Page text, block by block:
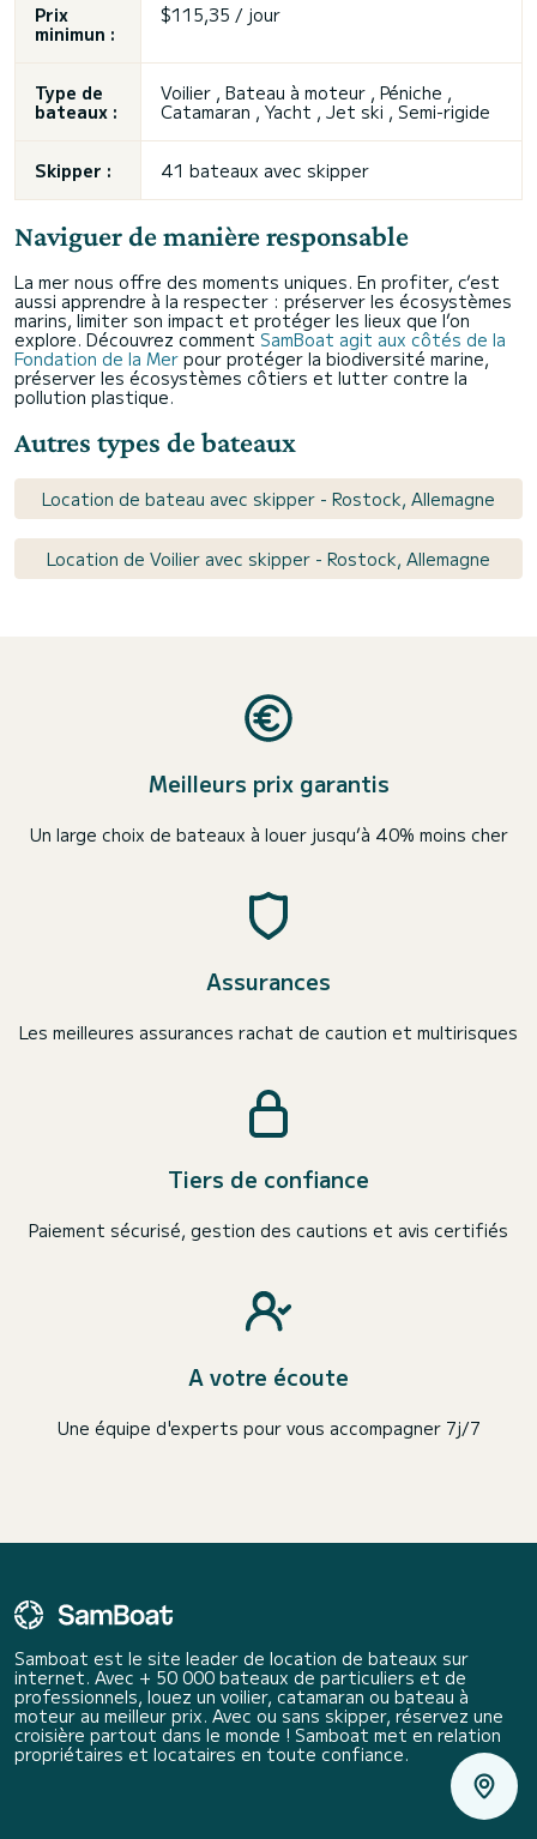
Prix
minimun :
$115,35 / jour
Type de
bateaux :
Voilier , Bateau à moteur , Péniche ,
Catamaran , Yacht , Jet ski , Semi-rigide
Skipper : 41 bateaux avec skipper
Naviguer de manière responsable
La mer nous offre des moments uniques. En profiter, c’est
aussi apprendre à la respecter : préserver les écosystèmes
marins, limiter son impact et protéger les lieux que l’on
explore. Découvrez comment SamBoat agit aux côtés de la
Fondation de la Mer pour protéger la biodiversité marine,
préserver les écosystèmes côtiers et lutter contre la
pollution plastique.
Autres types de bateaux
Location de bateau avec skipper - Rostock, Allemagne
Location de Voilier avec skipper - Rostock, Allemagne
Meilleurs prix garantis
Un large choix de bateaux à louer jusqu’à 40% moins cher
Assurances
Les meilleures assurances rachat de caution et multirisques
Tiers de confiance
Paiement sécurisé, gestion des cautions et avis certifiés
A votre écoute
Une équipe d'experts pour vous accompagner 7j/7
Samboat est le site leader de location de bateaux sur
internet. Avec + 50 000 bateaux de particuliers et de
professionnels, louez un voilier, catamaran ou bateau à
moteur au meilleur prix. Avec ou sans skipper, réservez une
croisière partout dans le monde ! Samboat met en relation
propriétaires et locataires en toute confiance.